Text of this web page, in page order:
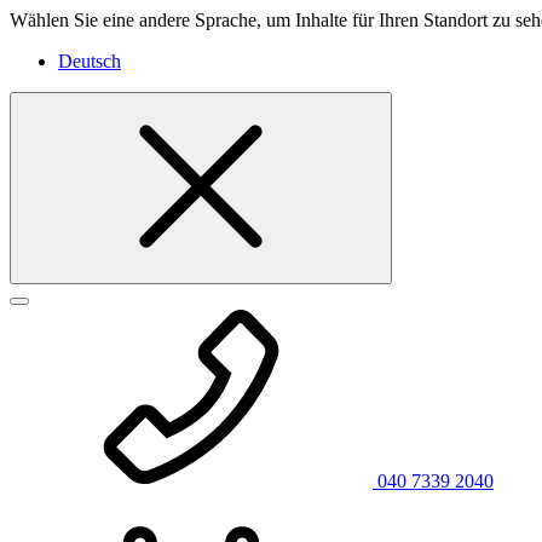
Wählen Sie eine andere Sprache, um Inhalte für Ihren Standort zu
Deutsch
040 7339 2040